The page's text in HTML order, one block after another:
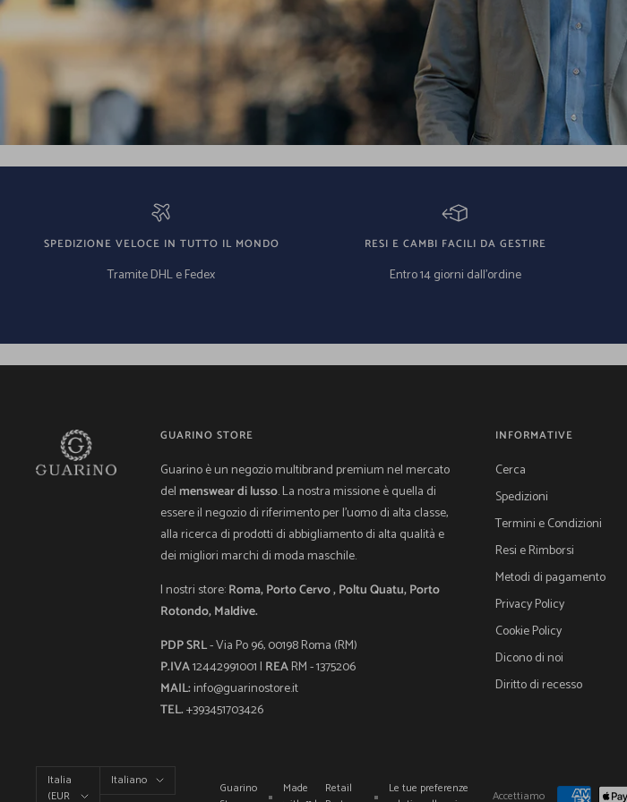
SPEDIZIONE VELOCE IN TUTTO IL MONDO
Tramite DHL e Fedex
RESI E CAMBI FACILI DA GESTIRE
Entro 14 giorni dall'ordine
GUARINO STORE
Guarino è un negozio multibrand premium nel mercato
delmenswear di lusso. La nostra missione è quella di
essere il negozio di riferimento per l'uomo di alta classe,
alla ricerca di prodotti di abbigliamento di alta qualità e
dei migliori marchi di moda maschile.
I nostri store:Roma, Porto Cervo , Poltu Quatu, Porto
Rotondo, Maldive.
PDP SRL- Via Po 96, 00198 Roma (RM)
P.IVA12442991001 | REARM - 1375206
MAIL:info@guarinostore.it
TEL.+393451703426
INFORMATIVE
Cerca
Spedizioni
Termini e Condizioni
Resi e Rimborsi
Metodi di pagamento
Privacy Policy
Cookie Policy
Dicono di noi
Diritto di recesso
Paese/Area
geografica
Italia
(EUR
Lingua
Italiano
Guarino
Made
Retail
Le tue preferenze
Accettiamo